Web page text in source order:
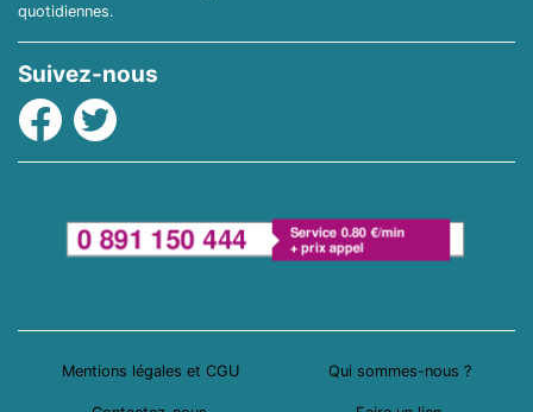
quotidiennes.
Suivez-nous
Facebook
Twitter
Mentions légales et CGU Qui sommes-nous ?